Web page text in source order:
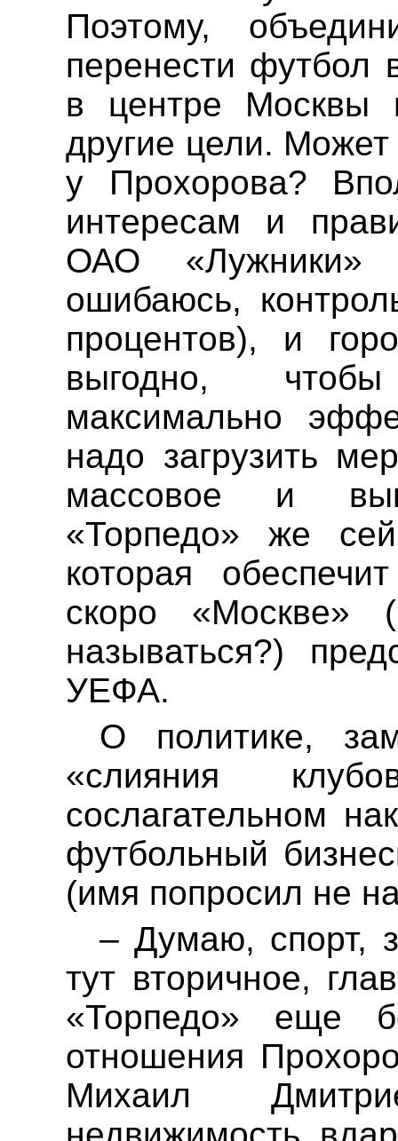
Поэтому,
перенести футбол
в центре Москвы
другие цели.
у Прохорова?
интересам и
ОАО
ошибаюсь,
процентов), и
выгодно,
максимально
надо загрузить
массовое и
«Торпедо» же
которая
скоро «Москве»
называться?)
УЕФА.
О политике,
«слияния
сослагательном
футбольный
(имя попросил не
– Думаю, спорт,
тут вторичное,
«Торпедо» еще
отношения
Михаил